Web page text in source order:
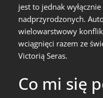
jest to jednak
nadprzyrodzonych.
wielowarstwowy
wciągnięci razem ze
Victorią Seras.
Co mi się